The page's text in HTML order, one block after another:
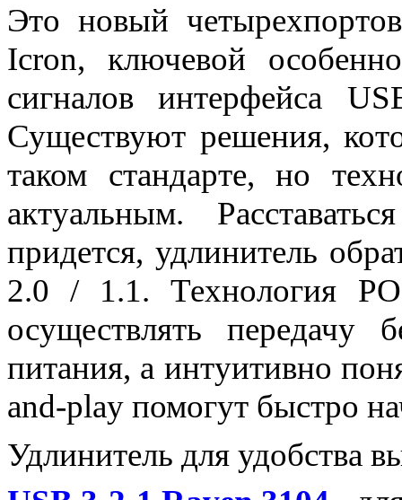
Это новый
Icron, ключевой
сигналов интерфейса
Существуют решения,
таком стандарте, но
актуальным.
придется, удлинитель
2.0 / 1.1. Технология
осуществлять передачу
питания, а интуитивно
and-play помогут быстро
Удлинитель для удобства